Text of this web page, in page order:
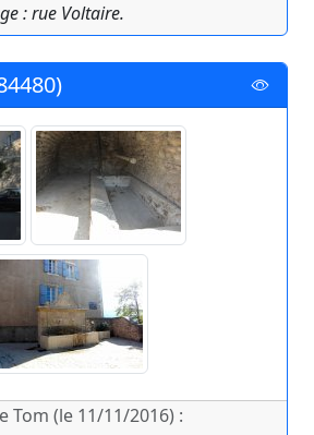
: rue Voltaire.
Tom (le 11/11/2016) :